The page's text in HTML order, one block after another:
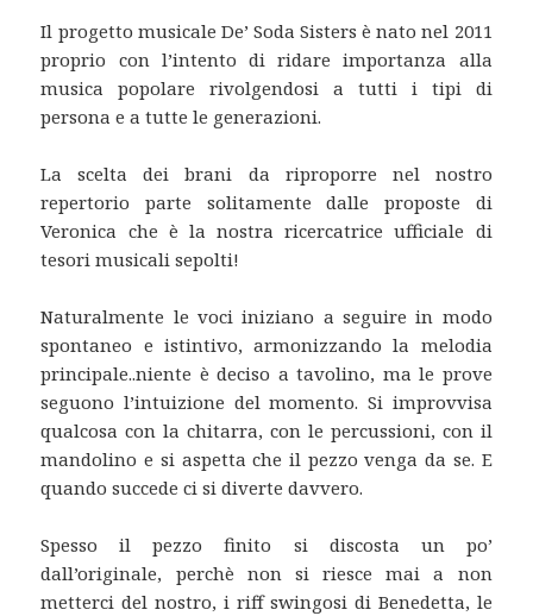
Il progetto musicale De’ Soda Sisters è nato nel 2011
proprio con l’intento di ridare importanza alla
musica popolare rivolgendosi a tutti i tipi di
persona e a tutte le generazioni.
La scelta dei brani da riproporre nel nostro
repertorio parte solitamente dalle proposte di
Veronica che è la nostra ricercatrice ufficiale di
tesori musicali sepolti!
Naturalmente le voci iniziano a seguire in modo
spontaneo e istintivo, armonizzando la melodia
principale..niente è deciso a tavolino, ma le prove
seguono l’intuizione del momento. Si improvvisa
qualcosa con la chitarra, con le percussioni, con il
mandolino e si aspetta che il pezzo venga da se. E
quando succede ci si diverte davvero.
Spesso il pezzo finito si discosta un po’
dall’originale, perchè non si riesce mai a non
metterci del nostro, i riff swingosi di Benedetta, le